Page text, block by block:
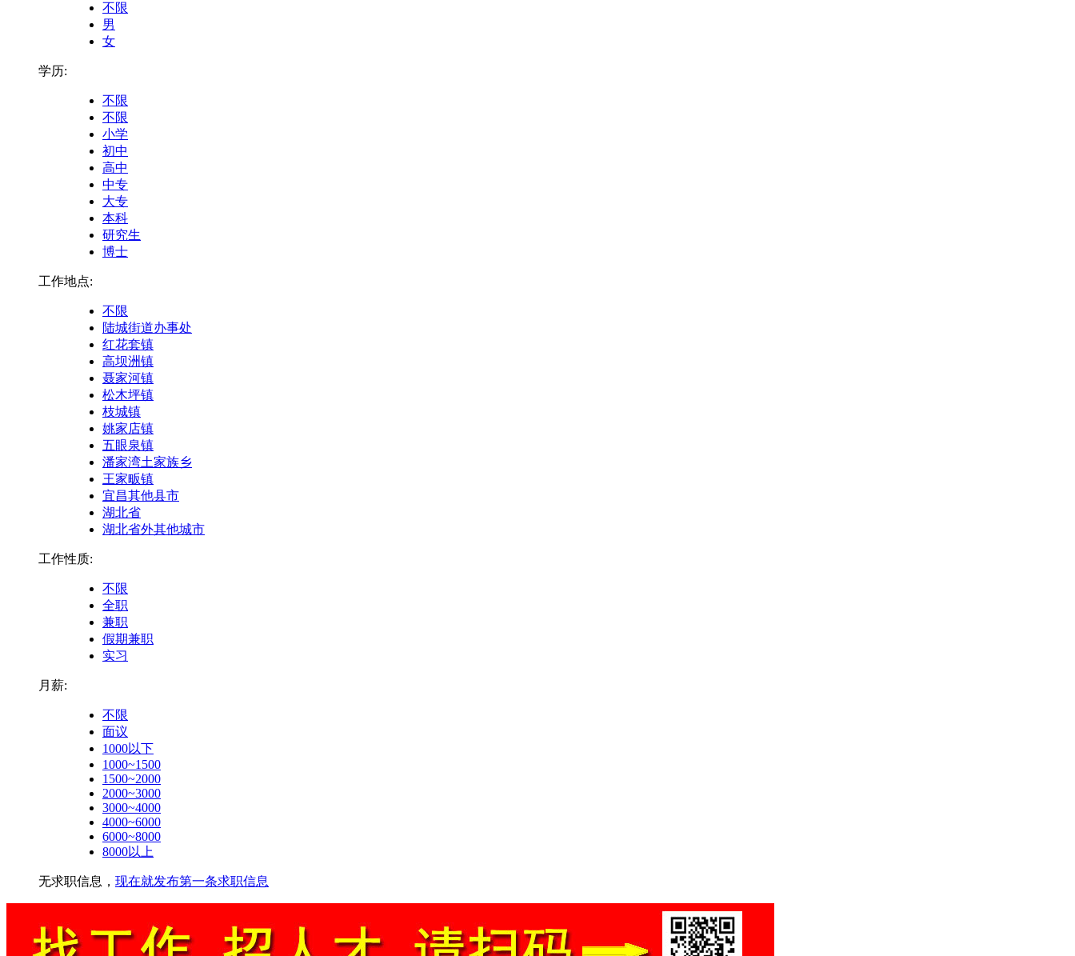
不限
男
女
学历:
不限
不限
小学
初中
高中
中专
大专
本科
研究生
博士
工作地点:
不限
陆城街道办事处
红花套镇
高坝洲镇
聂家河镇
松木坪镇
枝城镇
姚家店镇
五眼泉镇
潘家湾土家族乡
王家畈镇
宜昌其他县市
湖北省
湖北省外其他城市
工作性质:
不限
全职
兼职
假期兼职
实习
月薪:
不限
面议
1000以下
1000~1500
1500~2000
2000~3000
3000~4000
4000~6000
6000~8000
8000以上
无求职信息， 现在就发布第一条求职信息